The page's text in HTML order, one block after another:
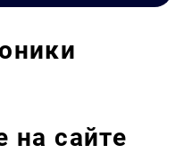
на сайте